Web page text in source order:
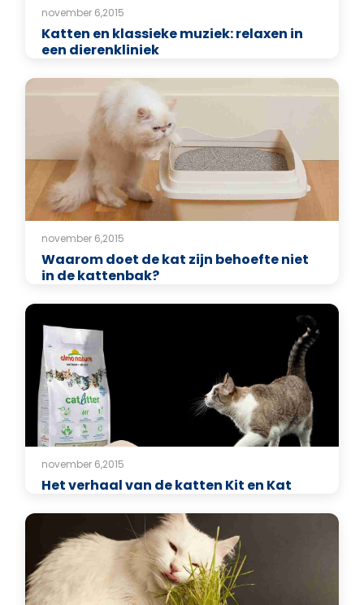
november 6,2015
Katten en klassieke muziek: relaxen in
een dierenkliniek
november 6,2015
Waarom doet de kat zijn behoefte niet
in de kattenbak?
november 6,2015
Het verhaal van de katten Kit en Kat